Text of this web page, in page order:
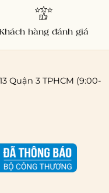
Khách hàng đánh giá
Quận 3 TPHCM (9:00-